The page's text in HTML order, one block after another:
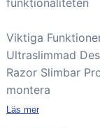
Viktiga
Ultraslimmad
Razor Slimbar
montera
Läs mer